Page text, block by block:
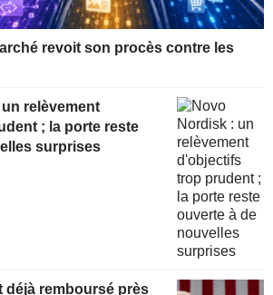
revoit son procès contre les
; la porte reste
surprises
déjà remboursé près